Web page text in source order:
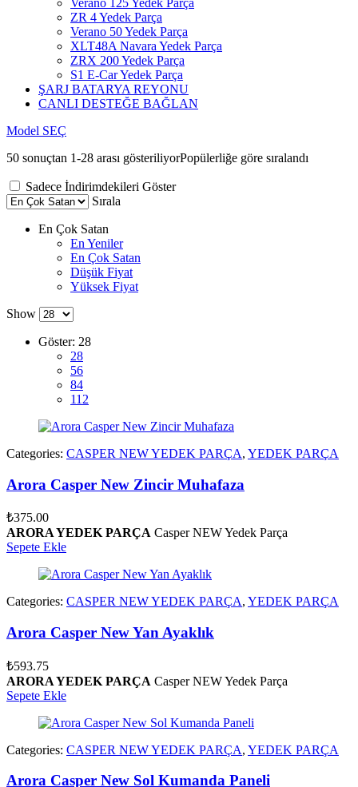
ZR 4 Yedek Parça
Verano 50 Yedek Parça
XLT48A Navara Yedek Parça
ZRX 200 Yedek Parça
S1 E-Car Yedek Parça
ŞARJ BATARYA REYONU
CANLI DESTEĞE BAĞLAN
Model SEÇ
50 sonuçtan 1-28 arası gösteriliyorPopülerliğe göre sıralandı
Sadece İndirimdekileri Göster
Sırala
En Çok Satan
En Yeniler
En Çok Satan
Düşük Fiyat
Yüksek Fiyat
Show
Göster: 28
28
56
84
112
Categories: CASPER NEW YEDEK PARÇA, YEDEK PARÇA
Arora Casper New Zincir Muhafaza
₺375.00
ARORA YEDEK PARÇA Casper NEW Yedek Parça
Sepete Ekle
Categories: CASPER NEW YEDEK PARÇA, YEDEK PARÇA
Arora Casper New Yan Ayaklık
₺593.75
ARORA YEDEK PARÇA Casper NEW Yedek Parça
Sepete Ekle
Categories: CASPER NEW YEDEK PARÇA, YEDEK PARÇA
Arora Casper New Sol Kumanda Paneli